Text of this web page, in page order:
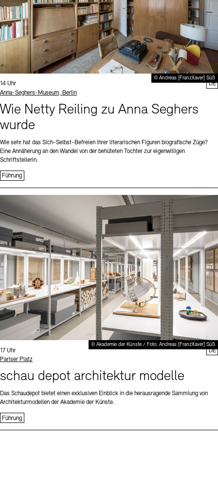
© Andreas [FranzXaver] Süß
Uhrzeit:
14 Uhr
Standort
Anna-Seghers-Museum, Berlin
Wie Netty Reiling zu Anna Seghers
wurde
Wie sehr hat das Sich-Selbst-Befreien ihrer literarischen Figuren biografische Züge?
Eine Annäherung an den Wandel von der behüteten Tochter zur eigenwilligen
Schriftstellerin.
Führung
DE
© Akademie der Künste / Foto: Andreas [FranzXaver] Süß
Uhrzeit:
17 Uhr
Standort
Pariser Platz
schau depot architektur modelle
Das Schaudepot bietet einen exklusiven Einblick in die herausragende Sammlung von
Architekturmodellen der Akademie der Künste.
Führung
DE